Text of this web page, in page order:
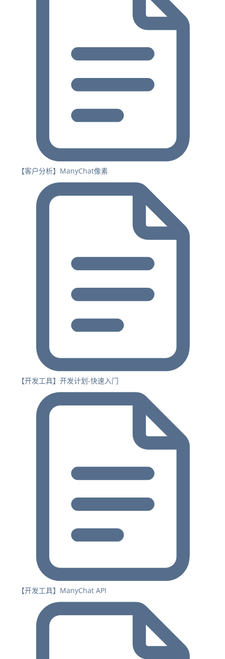
【客户分析】ManyChat像素
【开发工具】开发计划-快速入门
【开发工具】ManyChat API